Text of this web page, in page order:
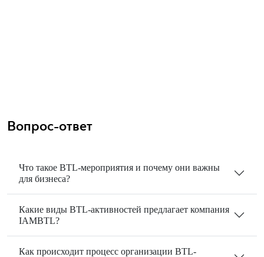
Вопрос-ответ
Что такое BTL-мероприятия и почему они важны
для бизнеса?
Какие виды BTL-активностей предлагает компания
IAMBTL?
Как происходит процесс организации BTL-